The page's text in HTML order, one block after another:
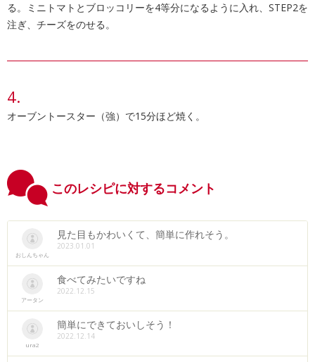
る。ミニトマトとブロッコリーを4等分になるように入れ、STEP2を
注ぎ、チーズをのせる。
オーブントースター（強）で15分ほど焼く。
このレシピに対するコメント
おしんちゃん
見た目もかわいくて、簡単に作れそう。
2023.01.01
アータン
食べてみたいですね
2022.12.15
ura2
簡単にできておいしそう！
2022.12.14